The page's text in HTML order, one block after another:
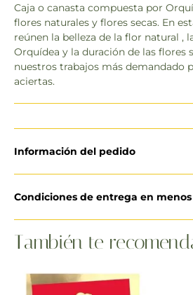
Caja o canasta compuesta por
flores naturales y flores secas. En
reúnen la belleza de la flor natural ,
Orquídea y la duración de las flores
nuestros trabajos más demandado
aciertas.
Información del pedido
Condiciones de entrega en
También te